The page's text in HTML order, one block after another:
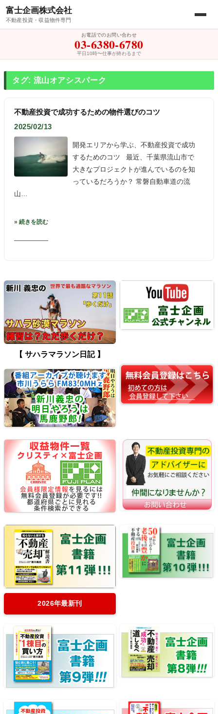
富士企画株式会社
不動産投資・収益物件専門
お電話でのお問い合わせ
03-6380-6780
平日10時〜仕事が終わるまで
タグ: 流山オアシスパーク
不動産投資で成功するための物件選びのコツ
2025/02/13
開発エリアから学ぶ、不動産投資で成功
するためのコツ 最近、千葉県流山市で
大きなプロジェクトが進んでいるのを知
っているだろうか？ 常磐自動車道の流
山…
» 続きを読む
【 サハラマラソン日記 】
2026年最新刊